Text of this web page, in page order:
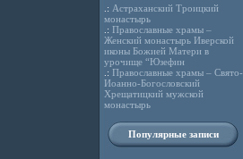
.: Астраханский Троицкий
монастырь
.: Православные храмы –
Женский монастырь Иверской
иконы Божией Матери в
урочище “Юзефин
.: Православные храмы – Свято-
Иоанно-Богословский
Хрещатицкий мужской
монастырь
Популярные записи